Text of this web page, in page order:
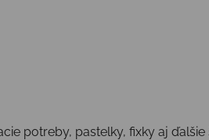
potreby, pastelky, fixky aj